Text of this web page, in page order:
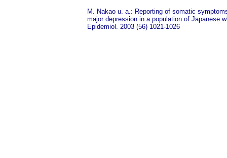
M. Nakao u. a.: Reporting of somatic
major depression in a population of Japanese
Epidemiol. 2003 (56) 1021-1026